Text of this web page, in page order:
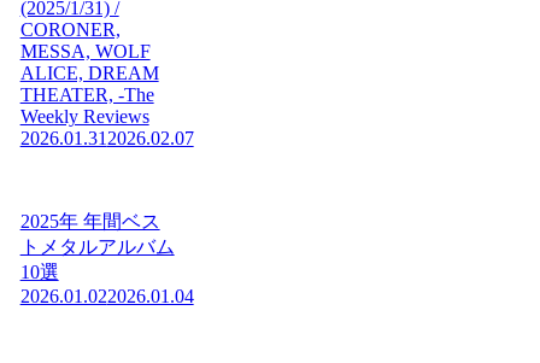
(2025/1/31) /
CORONER,
MESSA, WOLF
ALICE, DREAM
THEATER, -The
Weekly Reviews
2026.01.312026.02.07
2025年 年間ベス
トメタルアルバム
10選
2026.01.022026.01.04